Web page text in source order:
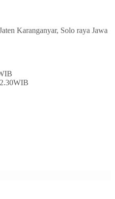
Karanganyar, Solo raya Jawa